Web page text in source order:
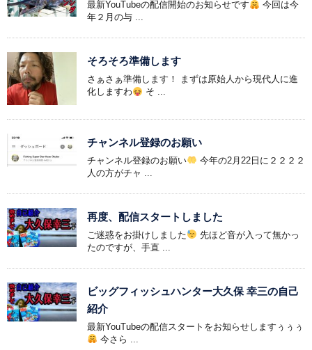
最新YouTubeの配信開始のお知らせです
今回は今
年２月の与 ...
そろそろ準備します
さぁさぁ準備します！ まずは原始人から現代人に進
化しますわ
そ ...
チャンネル登録のお願い
チャンネル登録のお願い
今年の2月22日に２２２２
人の方がチャ ...
再度、配信スタートしました
ご迷惑をお掛けしました
先ほど音が入って無かっ
たのですが、手直 ...
ビッグフィッシュハンター大久保 幸三の自己
紹介
最新YouTubeの配信スタートをお知らせしますぅぅぅ
今さら ...